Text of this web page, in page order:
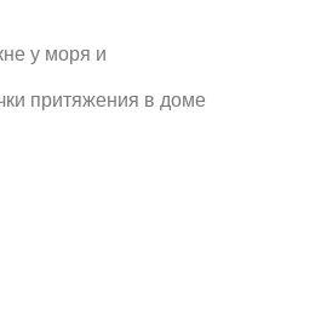
у моря и
притяжения в доме